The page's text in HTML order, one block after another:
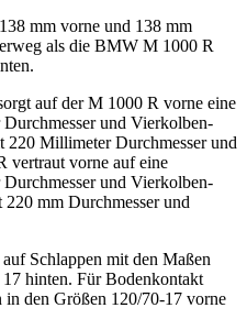
mm vorne und 138 mm
als die BMW M 1000 R
auf der M 1000 R vorne eine
und Vierkolben-
220 Millimeter Durchmesser und
vertraut vorne auf eine
und Vierkolben-
mm Durchmesser und
Schlappen mit den Maßen
hinten. Für Bodenkontakt
den Größen 120/70-17 vorne